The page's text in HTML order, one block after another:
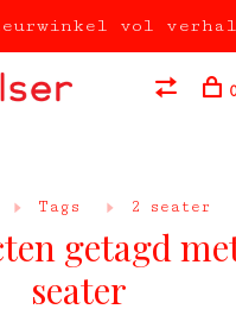
vol
Tags 2 seater
getagd
seater